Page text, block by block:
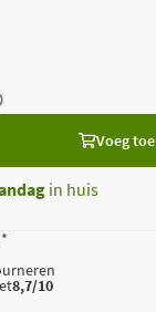
Voeg toe
in huis
8,7/10